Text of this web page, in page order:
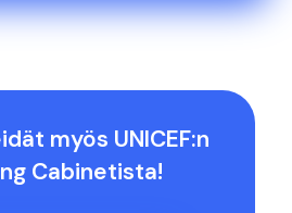
myös UNICEF:n
Cabinetista!